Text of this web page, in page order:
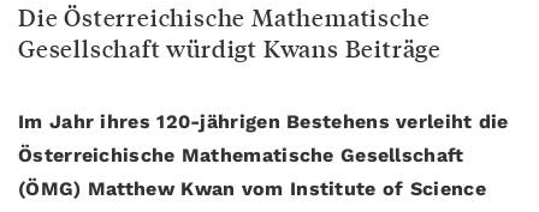
Die Österreichische Mathematische
Gesellschaft würdigt Kwans Beiträge
Im Jahr ihres 120-jährigen Bestehens verleiht die
Österreichische Mathematische Gesellschaft
(ÖMG) Matthew Kwan vom Institute of Science